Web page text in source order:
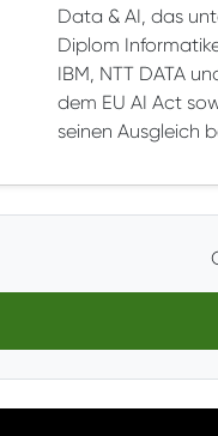
Data & AI, das
Diplom
IBM, NTT DATA
dem EU AI Act
seinen Ausgleich